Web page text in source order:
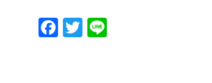
Facebook
Twitter